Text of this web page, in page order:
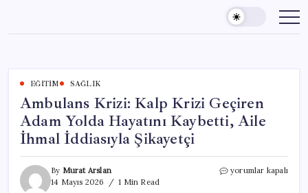
content
EĞITIM SAĞLIK
Ambulans Krizi: Kalp Krizi Geçiren
Adam Yolda Hayatını Kaybetti, Aile
İhmal İddiasıyla Şikayetçi
By Murat Arslan
14 Mayıs 2026
1 Min Read
Ambulans
yorumlar kapalı